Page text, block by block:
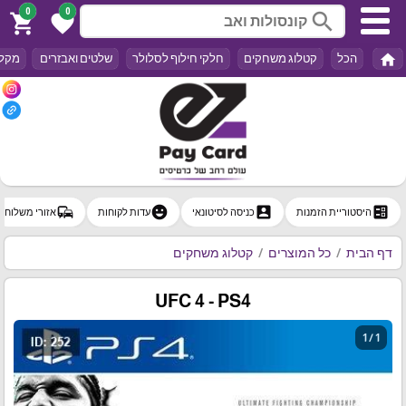
search
0
favorite
0
shopping_cart
home הכל קטלוג משחקים חלקי חילוף לסלולר שלטים ואבזרים
ballot היסטוריית הזמנות account_boxכניסה לסיטונאי emoji_emotionsעדות לקוחות commuteאזורי משלוח
דף הבית כל המוצרים קטלוג משחקים
UFC 4 - PS4
1 / 1